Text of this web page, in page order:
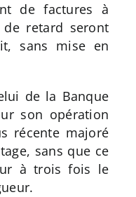
de factures à
de retard seront
sans mise en
de la Banque
son opération
récente majoré
sans que ce
à trois fois le